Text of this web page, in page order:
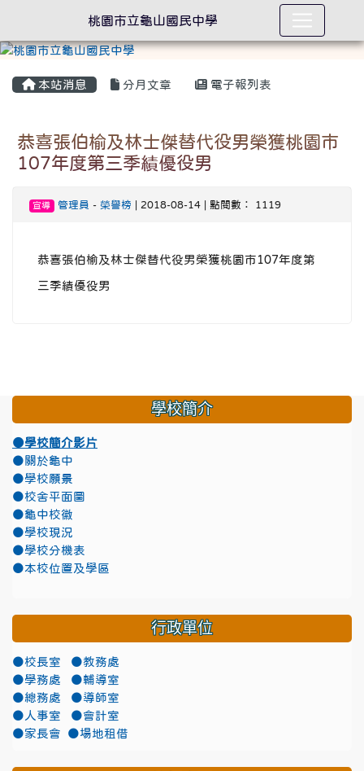
本站消息 分月文章 電子報列表
恭喜張伯榆及林士傑替代役男榮獲桃園市
107年度第三季績優役男
宣導 管理員 - 榮譽榜 | 2018-08-14 | 點閱數： 1119
恭喜張伯榆及林士傑替代役男榮獲桃園市107年度第
三季績優役男
學校簡介
●學校簡介影片
●關於龜中
●學校願景
●校舍平面圖
●龜中校徽
●學校現況
●學校分機表
●本校位置及學區
行政單位
●校長室
●教務處
●學務處
●輔導室
●總務處
●導師室
●人事室
●會計室
●家長會
●場地租借
桃園市立龜山國民中學